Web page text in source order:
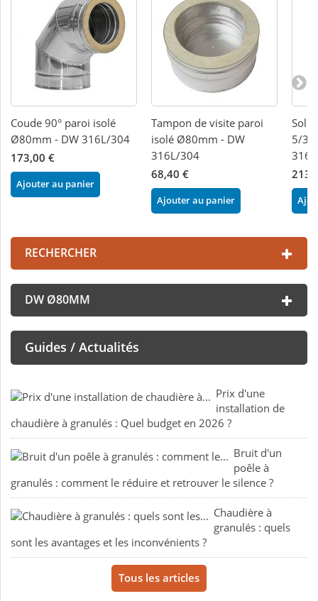
Coude 90° paroi isolé
Ø80mm - DW 316L/304
173,00 €
Ajouter au panier
Tampon de visite paroi
isolé Ø80mm - DW
316L/304
68,40 €
Ajouter au panier
5/
RECHERCHER
DW Ø80MM
Guides / Actualités
Prix d'une
installation de
chaudière à granulés : Quel budget en 2026 ?
Bruit d'un
poêle à
granulés : comment le réduire et retrouver le silence ?
Chaudière à
granulés : quels
sont les avantages et les inconvénients ?
Tous les articles